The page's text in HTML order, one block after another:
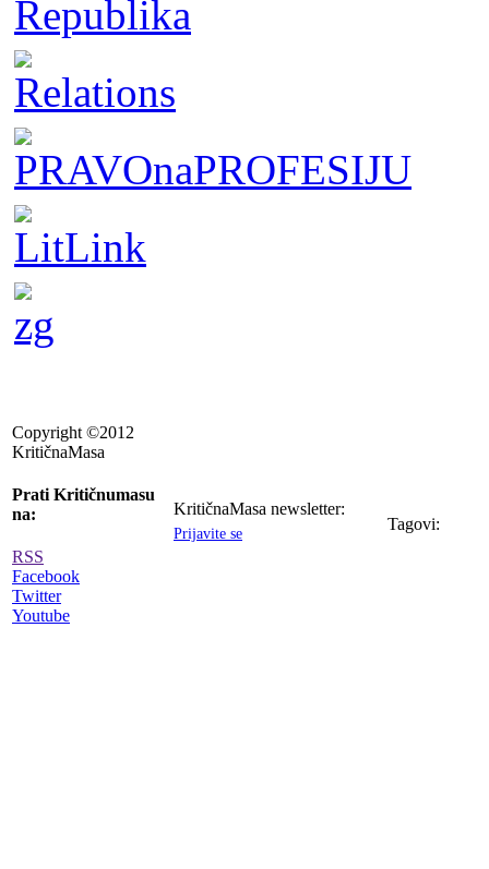
Copyright ©2012
KritičnaMasa
Prati Kritičnumasu
na:
RSS
Facebook
Twitter
Youtube
KritičnaMasa newsletter:
Prijavite se
Tagovi: